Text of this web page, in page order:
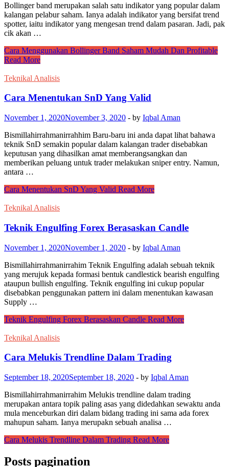
Bollinger band merupakan salah satu indikator yang popular dalam
kalangan pelabur saham. Ianya adalah indikator yang bersifat trend
spotter, iaitu indikator yang mengesan trend dalam pasaran. Jadi, pak
cik akan …
Cara Menggunakan Bollinger Band Saham Mudah Dan Profitable
Read More
Teknikal Analisis
Cara Menentukan SnD Yang Valid
November 1, 2020November 3, 2020 - by Iqbal Aman
Bismillahirrahmanirrahhim Baru-baru ini anda dapat lihat bahawa
teknik SnD semakin popular dalam kalangan trader disebabkan
keputusan yang dihasilkan amat memberangsangkan dan
memberikan peluang untuk trader melakukan sniper entry. Namun,
antara …
Cara Menentukan SnD Yang Valid Read More
Teknikal Analisis
Teknik Engulfing Forex Berasaskan Candle
November 1, 2020November 1, 2020 - by Iqbal Aman
Bismillahirrahmanirrahim Teknik Engulfing adalah sebuah teknik
yang merujuk kepada formasi bentuk candlestick bearish engulfing
ataupun bullish engulfing. Teknik engulfing ini cukup popular
disebabkan penggunakan pattern ini dalam menentukan kawasan
Supply …
Teknik Engulfing Forex Berasaskan Candle Read More
Teknikal Analisis
Cara Melukis Trendline Dalam Trading
September 18, 2020September 18, 2020 - by Iqbal Aman
Bismillahirrahmanirrahim Melukis trendline dalam trading
merupakan antara topik paling asas yang didedahkan sewaktu anda
mula menceburkan diri dalam bidang trading ini sama ada forex
mahupun saham. Ianya merupakn sebuah analisa …
Cara Melukis Trendline Dalam Trading Read More
Posts pagination